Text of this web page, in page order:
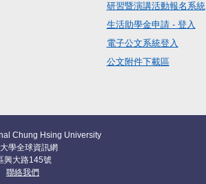
研習暨演講活動報名系統
生活助學金申請 - 登入
電子公文系統登入
公文附件下載區
Chung Hsing University
學全球資訊網
興大路145號
聯絡我們